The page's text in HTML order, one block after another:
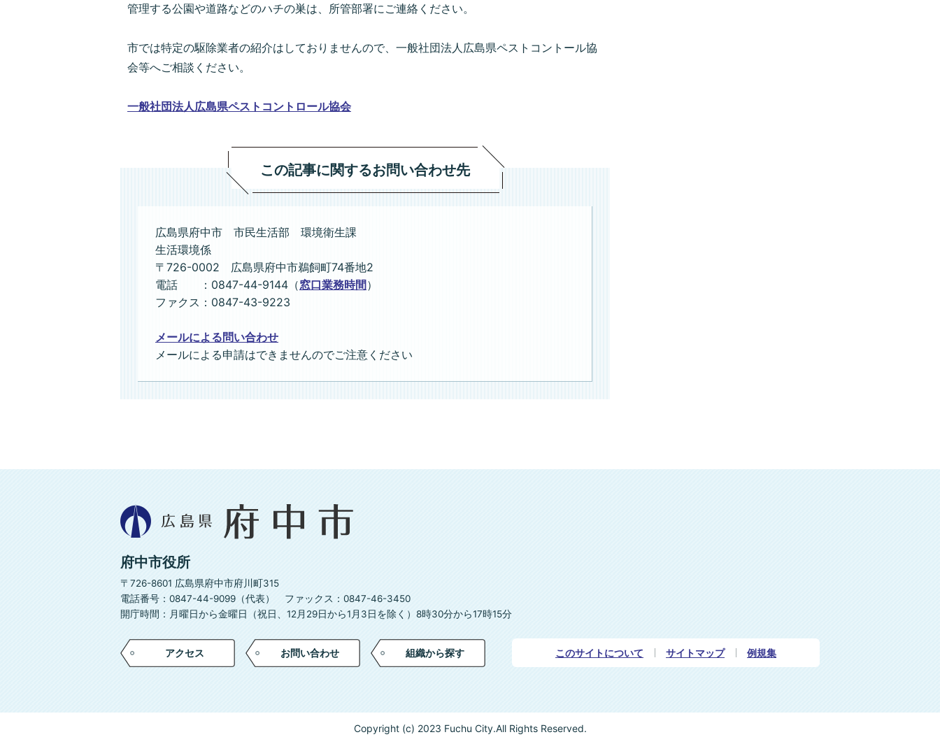
管理する公園や道路などのハチの巣は、所管部署にご連絡ください。
市では特定の駆除業者の紹介はしておりませんので、一般社団法人広島県ペストコントール協
会等へご相談ください。
一般社団法人広島県ペストコントロール協会
この記事に関するお問い合わせ先
広島県府中市 市民生活部 環境衛生課
生活環境係
〒726-0002 広島県府中市鵜飼町74番地2
電話 ：0847-44-9144（窓口業務時間）
ファクス：0847-43-9223
メールによる問い合わせ
メールによる申請はできませんのでご注意ください
広
島
県
中
府中市役所
〒726-8601 広島県府中市府川町315
電話番号：0847-44-9099（代表） ファックス：0847-46-3450
開庁時間：月曜日から金曜日（祝日、12月29日から1月3日を除く）8時30分から17時15分
アクセス お問い合わせ 組織から探す このサイトについて サイトマップ 例規集
Copyright (c) 2023 Fuchu City.All Rights Reserved.